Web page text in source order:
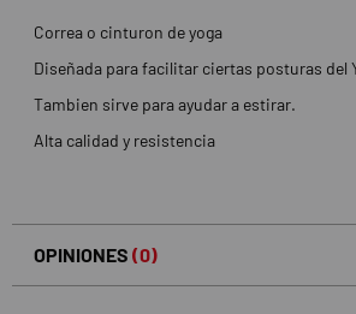
Correa o cinturon de yoga
Diseñada para facilitar ciertas posturas del
Tambien sirve para ayudar a estirar.
Alta calidad y resistencia
OPINIONES (0)
5